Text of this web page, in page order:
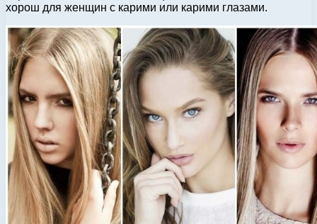
хорош для женщин с карими или карими глазами.